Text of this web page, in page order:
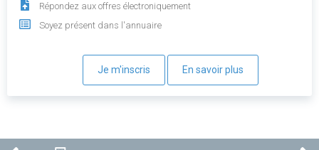
Répondez aux offres électroniquement
Soyez présent dans l'annuaire
Je m'inscris En savoir plus